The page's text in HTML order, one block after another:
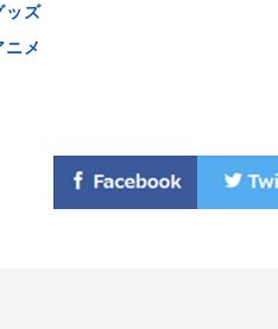
ッズ
ニメ